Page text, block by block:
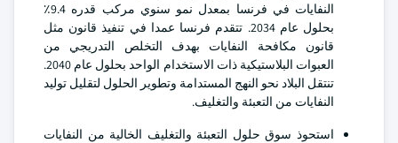
النفايات في فرنسا بمعدل نمو سنوي مركب قدره 9.4٪
بحلول عام 2034. تتقدم فرنسا عمدا في تنفيذ قانون مثل
قانون مكافحة النفايات بهدف التخلص التدريجي من
العبوات البلاستيكية ذات الاستخدام الواحد بحلول عام 2040.
تنتقل البلاد نحو النهج المستدامة وتطوير الحلول لتقليل توليد
النفايات من التعبئة والتغليف.
استحوذ سوق حلول التعبئة والتغليف الخالية من النفايات